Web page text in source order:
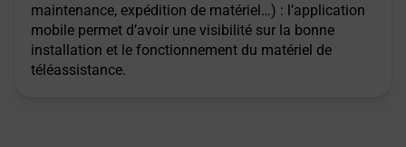
maintenance, expédition de matériel…) : l’application
mobile permet d’avoir une visibilité sur la bonne
installation et le fonctionnement du matériel de
téléassistance.